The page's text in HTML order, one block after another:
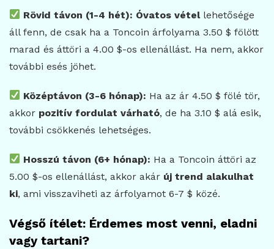
Rövid távon (1-4 hét): Óvatos vétellehetősége
áll fenn, de csak ha a Toncoin árfolyama 3.50 $ fölött
marad és áttöri a 4.00 $-os ellenállást. Ha nem, akkor
további esés jöhet.
Középtávon (3-6 hónap): Ha az ár 4.50 $ fölé tör,
akkor pozitív fordulat várható, de ha 3.10 $ alá esik,
további csökkenés lehetséges.
Hosszú távon (6+ hónap): Ha a Toncoin áttöri az
5.00 $-os ellenállást, akkor akár új trend alakulhat
ki, ami visszaviheti az árfolyamot 6-7 $ közé.
Végső ítélet: Érdemes most venni, eladni
vagy tartani?